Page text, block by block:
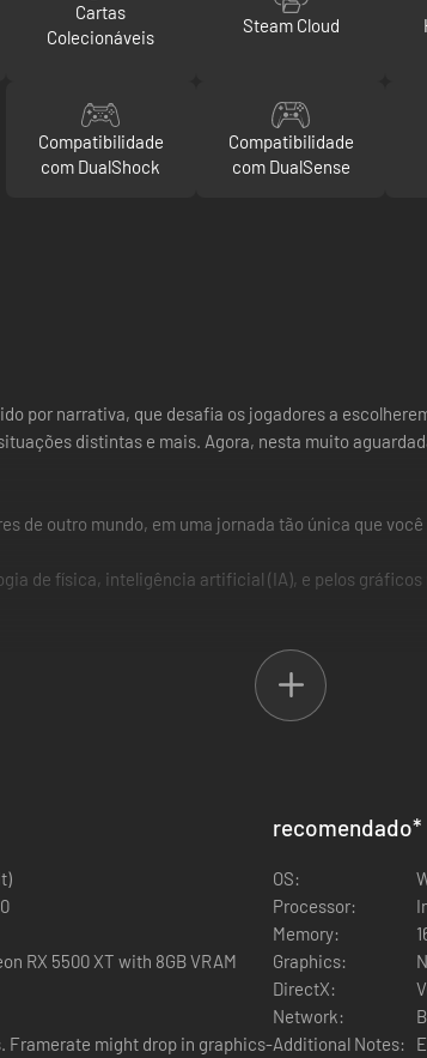
Cartas
Colecionáveis
Steam Cloud
Compatibilidade
com DualShock
Compatibilidade
com DualSense
por narrativa, que desafia os jogadores a
distintas e mais. Agora, nesta muito
de outro mundo, em uma jornada tão única que
de física, inteligência artificial (IA), e pelos
participe do combate como quiser.
RX 5500 XT with 8GB VRAM
Framerate might drop in graphics-
recomendado*
OS:
Processor:
Memory:
Graphics:
DirectX:
Network:
Additional Notes: